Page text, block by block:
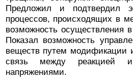
Предложил и подтвердил
процессов, происходящих в
возможность осуществления
Показал возможность
веществ путем модификации
связь между реакцией
напряжениями.